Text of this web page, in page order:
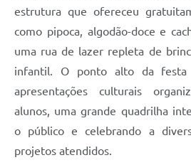
estrutura que ofereceu
como pipoca, algodão-doce e
uma rua de lazer repleta de
infantil. O ponto alto da
apresentações culturais
alunos, uma grande quadrilha
o público e celebrando a
projetos atendidos.